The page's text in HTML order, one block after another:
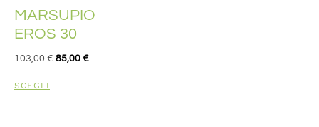
MARSUPIO
EROS 30
103,00€ 85,00 €
SCEGLI